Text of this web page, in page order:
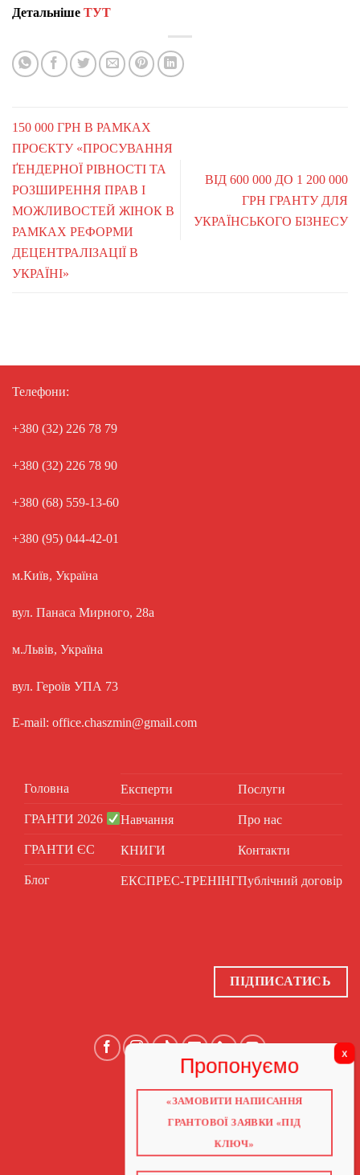
Детальніше ТУТ
150 000 ГРН В РАМКАХ
ПРОЄКТУ «ПРОСУВАННЯ
ҐЕНДЕРНОЇ РІВНОСТІ ТА
РОЗШИРЕННЯ ПРАВ І
МОЖЛИВОСТЕЙ ЖІНОК В
РАМКАХ РЕФОРМИ
ДЕЦЕНТРАЛІЗАЦІЇ В
УКРАЇНІ»
ВІД 600 000 ДО 1 200 000
ГРН ГРАНТУ ДЛЯ
УКРАЇНСЬКОГО БІЗНЕСУ
Телефони:
+380 (32) 226 78 79
+380 (32) 226 78 90
+380 (68) 559-13-60
+380 (95) 044-42-01
м.Київ, Україна
вул. Панаса Мирного, 28а
м.Львів, Україна
вул. Героїв УПА 73
E-mail: office.chaszmin@gmail.com
Головна
ГРАНТИ 2026
ГРАНТИ ЄС
Блог
Експерти
Навчання
КНИГИ
ЕКСПРЕС-ТРЕНІНГ
Послуги
Про нас
Контакти
Публічний договір
ПІДПИСАТИСЬ
ГОЛОВНА
ГРАНТИ 2026
ПОСЛУГИ
НАВЧАННЯ
«ЗАМОВИТИ НАПИСАННЯ
ГРАНТОВОЇ ЗАЯВКИ «ПІД
КЛЮЧ»